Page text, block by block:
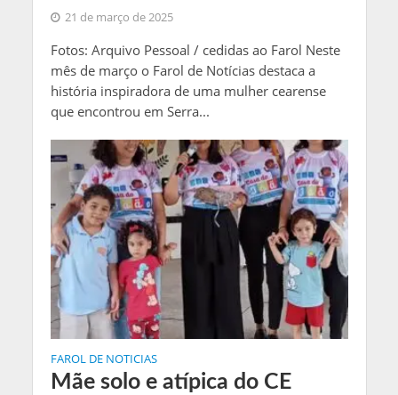
21 de março de 2025
Fotos: Arquivo Pessoal / cedidas ao Farol Neste
mês de março o Farol de Notícias destaca a
história inspiradora de uma mulher cearense
que encontrou em Serra...
FAROL DE NOTICIAS
Mãe solo e atípica do CE